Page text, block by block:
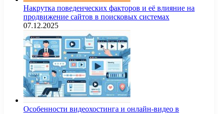
Накрутка поведенческих факторов и её влияние на
продвижение сайтов в поисковых системах
07.12.2025
Особенности видеохостинга и онлайн-видео в